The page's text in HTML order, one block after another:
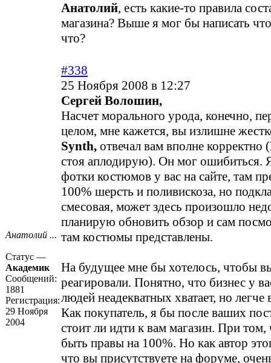
Анатолий, есть какие-то правила
магазина? Выше я мог бы написать
что?
Анатолий ...
Статус —
Академик
Сообщений:
1881
Регистрация:
29 Ноября
2004
#338
25 Ноября 2008 в 12:27
Сергей Волошин,
Насчет морального урода, конечно,
целом, мне кажется, вы излишне
Synth, отвечал вам вполне корректно (
стоя аплодирую). Он мог ошибиться.
фотки костюмов у вас на сайте, там
100% шерсть и поливискоза, но
смесовая, может здесь произошло
планирую обновить обзор и сам
там костюмы представлены.
На будущее мне бы хотелось, чтобы
реагировали. Понятно, что бизнес у
людей неадекватных хватает, но легче
Как покупатель, я бы после ваших
стоит ли идти к вам магазин. При
быть правы на 100%. Но как автор
что вы присутствуете на форуме,